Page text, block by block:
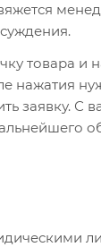
товара и
нажатия
заявку. С